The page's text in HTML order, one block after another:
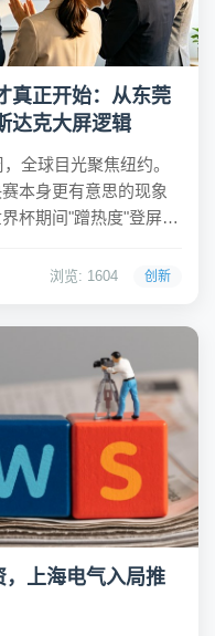
真正开始：从东莞
达克大屏逻辑
全球目光聚焦纽约。
本身更有意思的现象
杯期间"蹭热度"登屏
奏和逻辑，持续登陆
浏览: 1604 创新
上海电气入局推